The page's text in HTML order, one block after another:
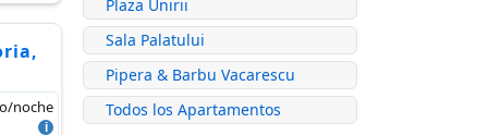
noche
Plaza Unirii
Sala Palatului
Pipera & Barbu Vacarescu
Todos los Apartamentos